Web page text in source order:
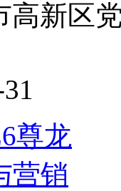
高新区
尊龙
营销